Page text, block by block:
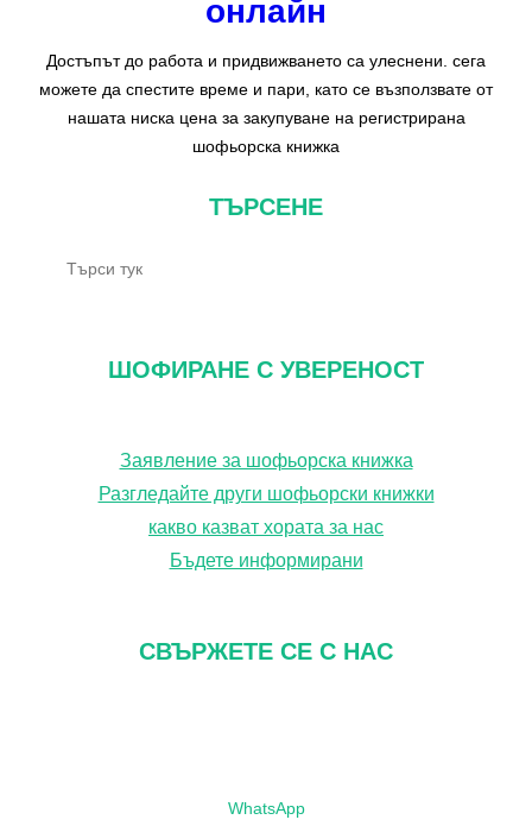
онлайн
Достъпът до работа и придвижването са улеснени. сега
можете да спестите време и пари, като се възползвате от
нашата ниска цена за закупуване на регистрирана
шофьорска книжка
ТЪРСЕНЕ
ШОФИРАНЕ С УВЕРЕНОСТ
Заявление за шофьорска книжка
Разгледайте други шофьорски книжки
какво казват хората за нас
Бъдете информирани
СВЪРЖЕТЕ СЕ С НАС
WhatsApp